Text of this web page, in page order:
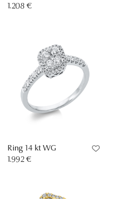
1.208 €
Ring 14 kt WG
1.992 €